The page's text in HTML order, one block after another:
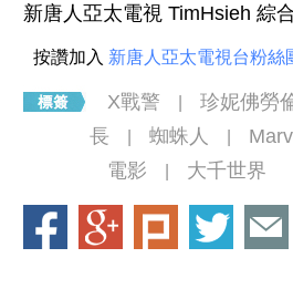
新唐人亞太電視 TimHsieh 綜
按讚加入 新唐人亞太電視台粉絲
X戰警 珍妮佛勞
長
蜘蛛人
電影 大千世界